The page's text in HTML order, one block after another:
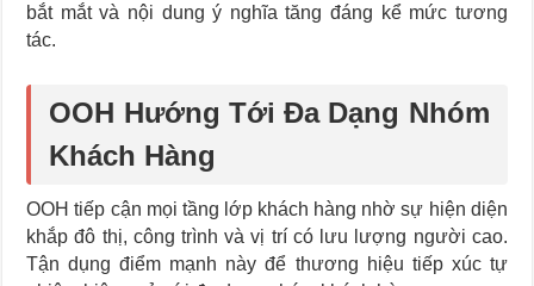
bắt mắt và nội dung ý nghĩa tăng đáng kể mức tương
tác.
OOH Hướng Tới Đa Dạng Nhóm
Khách Hàng
OOH tiếp cận mọi tầng lớp khách hàng nhờ sự hiện diện
khắp đô thị, công trình và vị trí có lưu lượng người cao.
Tận dụng điểm mạnh này để thương hiệu tiếp xúc tự